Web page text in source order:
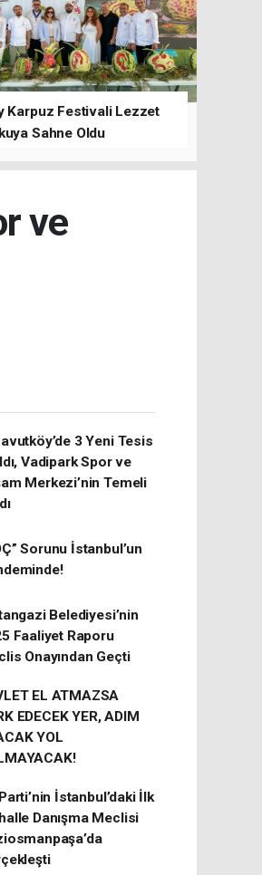
Karpuz Festivali Lezzet
Sahne Oldu
ve
3 Yeni Tesis
Vadipark Spor ve
Merkezi’nin Temeli
Sorunu İstanbul’un
Belediyesi’nin
Faaliyet Raporu
Onayından Geçti
EL ATMAZSA
EDECEK YER, ADIM
YOL
İstanbul’daki İlk
Danışma Meclisi